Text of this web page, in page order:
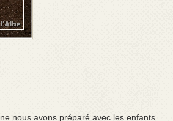
nous avons préparé avec les enfants